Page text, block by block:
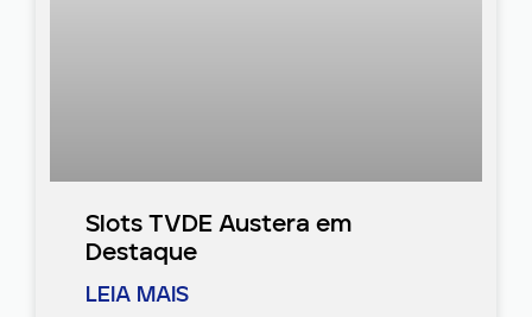
Slots TVDE Austera em
Destaque
LEIA MAIS